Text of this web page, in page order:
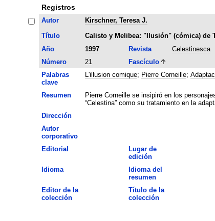
Registros
Autor
Kirschner, Teresa J.
Título
Calisto y Melibea: "Ilusión" (cómica) de
Año
1997 Revista Celestinesca
Número
21 Fascículo
Palabras
clave
L'illusion comique; Pierre Corneille;
Resumen
Pierre Corneille se insipiró en los
“Celestina” como su tratamiento en la
Dirección
Autor
corporativo
Editorial
Lugar de
edición
Idioma
Idioma del
resumen
Editor de la
colección
Título de la
colección